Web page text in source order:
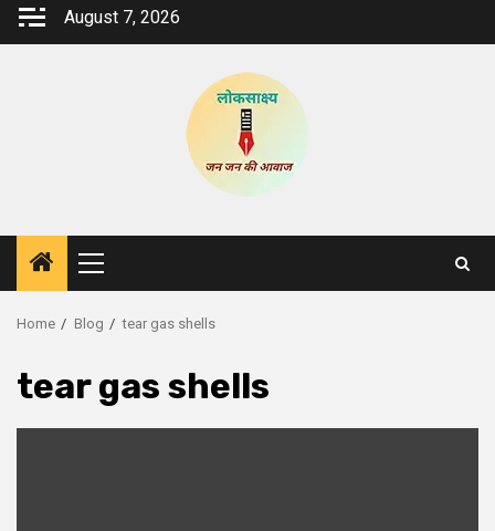
Skip
August 7, 2026
Primary
Menu
Home Blog tear gas shells
tear gas shells